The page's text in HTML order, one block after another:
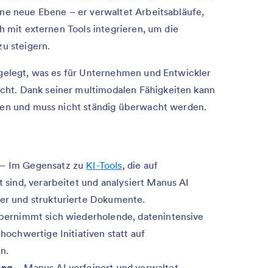
neue Ebene – er verwaltet Arbeitsabläufe,
mit externen Tools integrieren, um die
steigern.
was es für Unternehmen und Entwickler
Dank seiner multimodalen Fähigkeiten kann
und muss nicht ständig überwacht werden.
– Im Gegensatz zu KI-Tools, die auf
verarbeitet und analysiert Manus AI
und strukturierte Dokumente.
sich wiederholende, datenintensive
hochwertige Initiativen statt auf